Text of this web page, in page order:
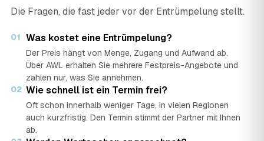
Die Fragen, die fast jeder vor der Entrümpelung stellt.
01 Was kostet eine Entrümpelung?
Der Preis hängt von Menge, Zugang und Aufwand ab.
Über AWL erhalten Sie mehrere Festpreis-Angebote und
zahlen nur, was Sie annehmen.
02 Wie schnell ist ein Termin frei?
Oft schon innerhalb weniger Tage, in vielen Regionen
auch kurzfristig. Den Termin stimmt der Partner mit Ihnen
ab.